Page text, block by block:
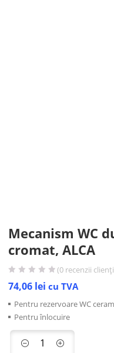
Mecanism WC
cromat, ALCA
(0 recenzii
74,06 lei cu TVA
Pentru rezervoare WC
Pentru înlocuire